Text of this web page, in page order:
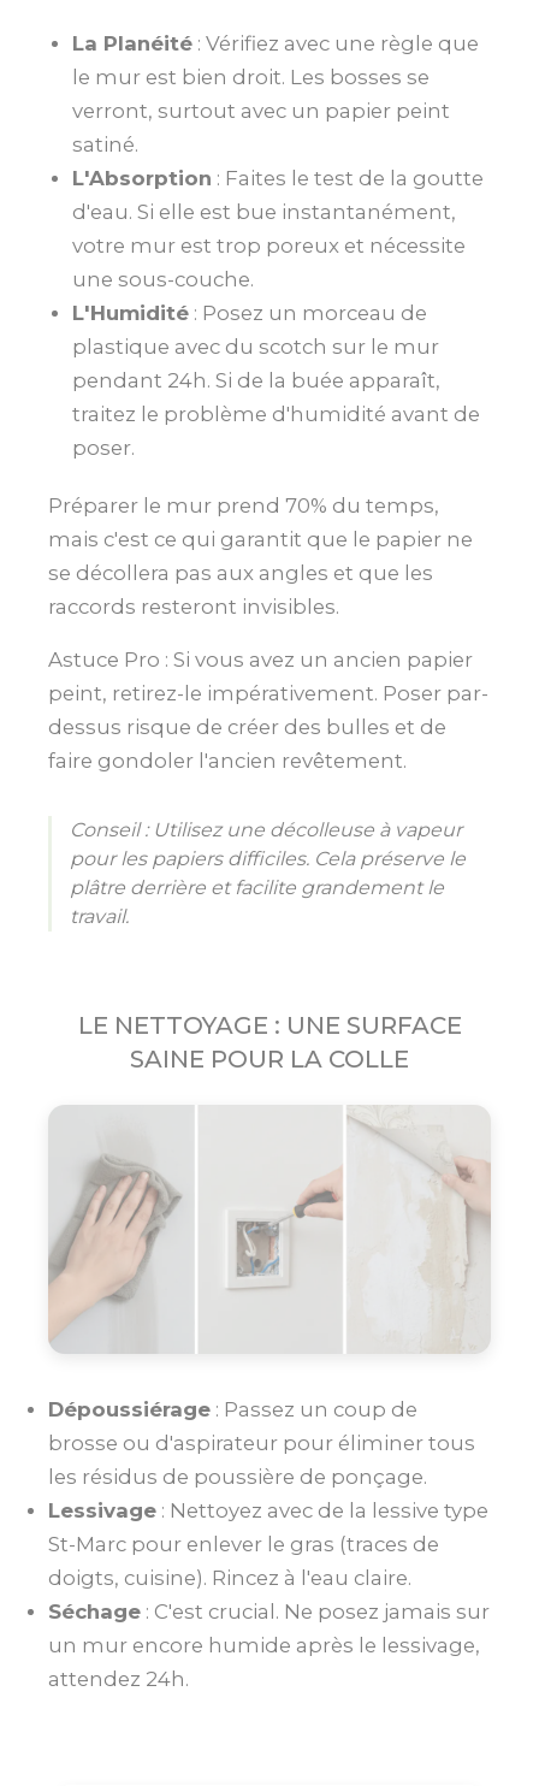
La Planéité : Vérifiez avec une règle que
le mur est bien droit. Les bosses se
verront, surtout avec un papier peint
satiné.
L'Absorption : Faites le test de la goutte
d'eau. Si elle est bue instantanément,
votre mur est trop poreux et nécessite
une sous-couche.
L'Humidité : Posez un morceau de
plastique avec du scotch sur le mur
pendant 24h. Si de la buée apparaît,
traitez le problème d'humidité avant de
poser.
Préparer le mur prend 70% du temps,
mais c'est ce qui garantit que le papier ne
se décollera pas aux angles et que les
raccords resteront invisibles.
Astuce Pro : Si vous avez un ancien papier
peint, retirez-le impérativement. Poser par-
dessus risque de créer des bulles et de
faire gondoler l'ancien revêtement.
Conseil : Utilisez une décolleuse à vapeur
pour les papiers difficiles. Cela préserve le
plâtre derrière et facilite grandement le
travail.
LE NETTOYAGE : UNE SURFACE
SAINE POUR LA COLLE
Dépoussiérage : Passez un coup de
brosse ou d'aspirateur pour éliminer tous
les résidus de poussière de ponçage.
Lessivage : Nettoyez avec de la lessive type
St-Marc pour enlever le gras (traces de
doigts, cuisine). Rincez à l'eau claire.
Séchage : C'est crucial. Ne posez jamais sur
un mur encore humide après le lessivage,
attendez 24h.